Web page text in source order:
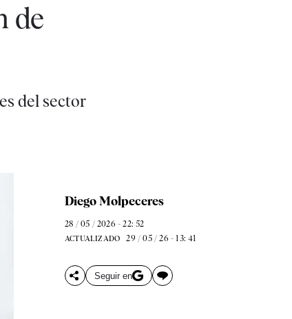
de
del sector
Diego Molpeceres
28 / 05 / 2026 - 22: 52
ACTUALIZADO 29 / 05 / 26 - 13: 41
Seguir en